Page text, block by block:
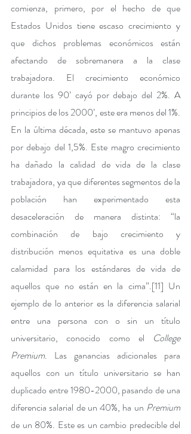
comienza, primero, por el hecho de que
Estados Unidos tiene escaso crecimiento y
que dichos problemas económicos están
afectando de sobremanera a la clase
trabajadora. El crecimiento económico
durante los 90’ cayó por debajo del 2%. A
principios de los 2000’, este era menos del 1%.
En la última década, este se mantuvo apenas
por debajo del 1,5%. Este magro crecimiento
ha dañado la calidad de vida de la clase
trabajadora, ya que diferentes segmentos de la
población han experimentado esta
desaceleración de manera distinta: “la
combinación de bajo crecimiento y
distribución menos equitativa es una doble
calamidad para los estándares de vida de
aquellos que no están en la cima”.[11] Un
ejemplo de lo anterior es la diferencia salarial
entre una persona con o sin un título
universitario, conocido como el College
Premium. Las ganancias adicionales para
aquellos con un título universitario se han
duplicado entre 1980-2000, pasando de una
diferencia salarial de un 40%, ha un Premium
de un 80%. Este es un cambio predecible del